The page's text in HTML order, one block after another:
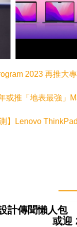
2023 再推大
或推「地表最強」
測】Lenovo
計傳聞懶人包
或迎